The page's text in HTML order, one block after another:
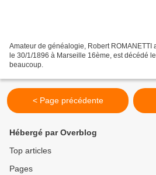
Amateur de généalogie, Robert ROMANETTI
le 30/1/1896 à Marseille 16ème, est décédé
beaucoup.
< Page précédente
Hébergé par Overblog
Top articles
Pages